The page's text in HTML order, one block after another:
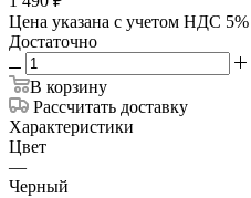
Цена указана с учетом НДС 5%
Достаточно
В корзину
Рассчитать доставку
Характеристики
Цвет
—
Черный